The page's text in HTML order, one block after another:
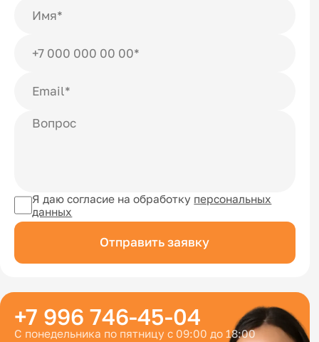
Я даю согласие на обработку персональных
данных
Отправить заявку
+7 996 746-45-04
С понедельника по пятницу с 09:00 до 18:00